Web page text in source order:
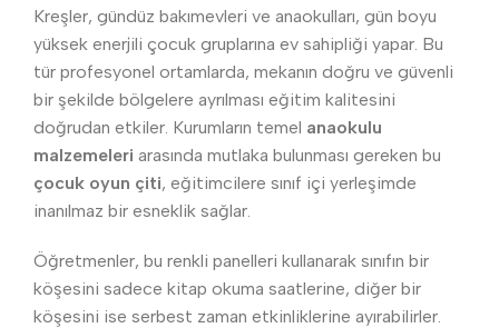
Kreşler, gündüz bakımevleri ve anaokulları, gün boyu
yüksek enerjili çocuk gruplarına ev sahipliği yapar. Bu
tür profesyonel ortamlarda, mekanın doğru ve güvenli
bir şekilde bölgelere ayrılması eğitim kalitesini
doğrudan etkiler. Kurumların temel anaokulu
malzemeleri arasında mutlaka bulunması gereken bu
çocuk oyun çiti, eğitimcilere sınıf içi yerleşimde
inanılmaz bir esneklik sağlar.
Öğretmenler, bu renkli panelleri kullanarak sınıfın bir
köşesini sadece kitap okuma saatlerine, diğer bir
köşesini ise serbest zaman etkinliklerine ayırabilirler.